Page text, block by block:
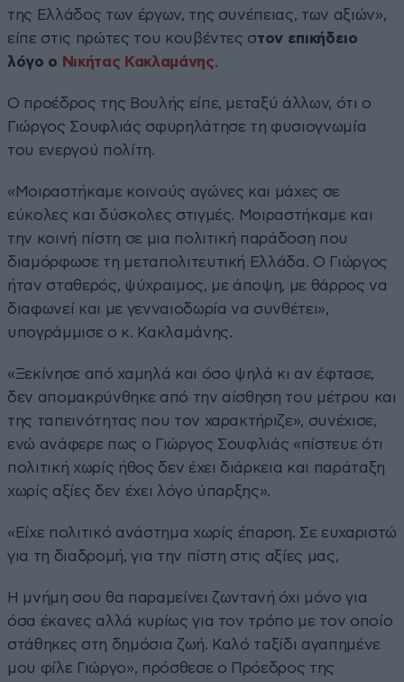
της Ελλάδος των έργων, της συνέπειας, των αξιών»,
είπε στις πρώτες του κουβέντες στον επικήδειο
λόγο ο Νικήτας Κακλαμάνης.
Ο προέδρος της Βουλής είπε, μεταξύ άλλων, ότι ο
Γιώργος Σουφλιάς σφυρηλάτησε τη φυσιογνωμία
του ενεργού πολίτη.
«Μοιραστήκαμε κοινούς αγώνες και μάχες σε
εύκολες και δύσκολες στιγμές. Μοιραστήκαμε και
την κοινή πίστη σε μια πολιτική παράδοση που
διαμόρφωσε τη μεταπολιτευτική Ελλάδα. Ο Γιώργος
ήταν σταθερός, ψύχραιμος, με άποψη, με θάρρος να
διαφωνεί και με γενναιοδωρία να συνθέτει»,
υπογράμμισε ο κ. Κακλαμάνης.
«Ξεκίνησε από χαμηλά και όσο ψηλά κι αν έφτασε,
δεν απομακρύνθηκε από την αίσθηση του μέτρου και
της ταπεινότητας που τον χαρακτήριζε», συνέχισε,
ενώ ανάφερε πως ο Γιώργος Σουφλιάς «πίστευε ότι
πολιτική χωρίς ήθος δεν έχει διάρκεια και παράταξη
χωρίς αξίες δεν έχει λόγο ύπαρξης».
«Είχε πολιτικό ανάστημα χωρίς έπαρση. Σε ευχαριστώ
για τη διαδρομή, για την πίστη στις αξίες μας,
Η μνήμη σου θα παραμείνει ζωντανή όχι μόνο για
όσα έκανες αλλά κυρίως για τον τρόπο με τον οποίο
στάθηκες στη δημόσια ζωή. Καλό ταξίδι αγαπημένε
μου φίλε Γιώργο», πρόσθεσε ο Πρόεδρος της